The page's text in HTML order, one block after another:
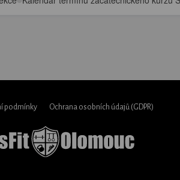
podmínky Ochrana osobních údajů (GDPR)